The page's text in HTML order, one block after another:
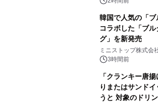
韓国で人気の「
コラボした「ブ
グ」を新発売
ミニストップ株式会
3時間前
「クランキー唐
りまたはサンド
うと 対象のドリ